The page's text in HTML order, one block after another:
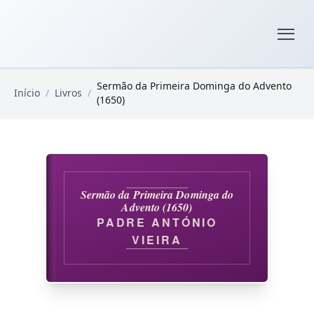
Início / Livros /
Sermão da Primeira Dominga do Advento
(1650)
Sermão da Primeira Dominga do
Advento (1650)
PADRE ANTÓNIO
VIEIRA